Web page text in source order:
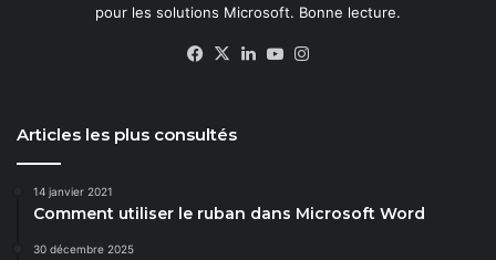
pour les solutions Microsoft. Bonne lecture.
Facebook
X LinkedinYouTube
Articles les plus consultés
14 janvier 2021
Comment utiliser le ruban dans Microsoft Word
30 décembre 2025